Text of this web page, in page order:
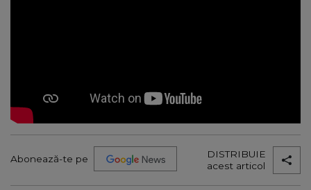
Abonează-te pe
DISTRIBUIE
acest articol